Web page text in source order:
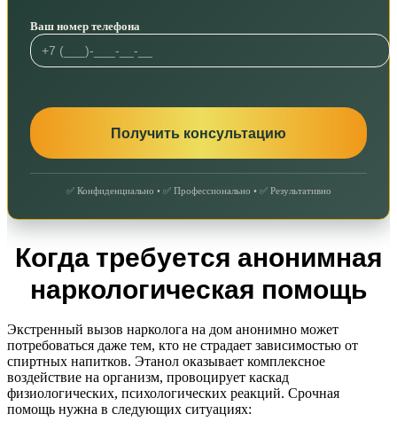
Ваш номер телефона
✅ Конфиденциально • ✅ Профессионально • ✅ Результативно
Когда требуется анонимная
наркологическая помощь
Экстренный вызов нарколога на дом анонимно может
потребоваться даже тем, кто не страдает зависимостью от
спиртных напитков. Этанол оказывает комплексное
воздействие на организм, провоцирует каскад
физиологических, психологических реакций. Срочная
помощь нужна в следующих ситуациях: